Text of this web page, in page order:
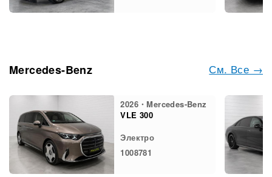
См. Все →
Mercedes-Benz
2026・Mercedes-Benz
VLE 300
Электро
1008781